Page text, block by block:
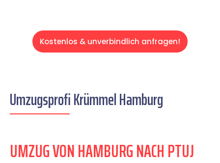
Kostenlos & unverbindlich anfragen!
Umzugsprofi Krümmel Hamburg
UMZUG VON HAMBURG NACH PTUJ